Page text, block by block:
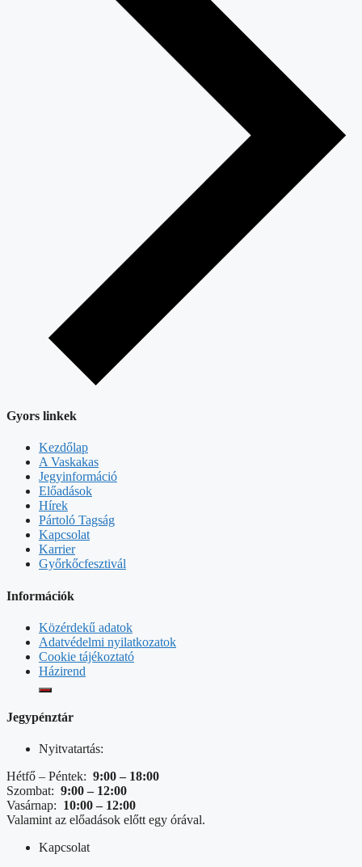
Gyors linkek
Kezdőlap
A Vaskakas
Jegyinformáció
Előadások
Hírek
Pártoló Tagság
Kapcsolat
Karrier
Győrkőcfesztivál
Információk
Közérdekű adatok
Adatvédelmi nyilatkozatok
Cookie tájékoztató
Házirend
Jegypénztár
Nyitvatartás:
Hétfő – Péntek: 9:00 – 18:00
Szombat: 9:00 – 12:00
Vasárnap: 10:00 – 12:00
Valamint az előadások előtt egy órával.
Kapcsolat